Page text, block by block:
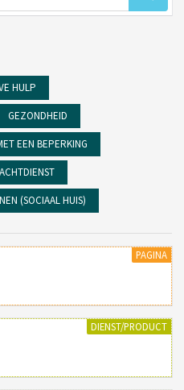
HULP
GEZONDHEID
EEN BEPERKING
(SOCIAAL HUIS)
PAGINA
DIENST/PRODUCT